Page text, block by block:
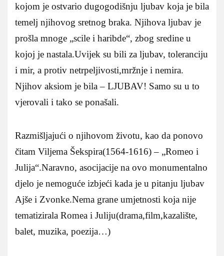
kojom je ostvario dugogodišnju ljubav koja je bila
temelj njihovog sretnog braka. Njihova ljubav je
prošla mnoge „scile i haribde“, zbog sredine u
kojoj je nastala.Uvijek su bili za ljubav, toleranciju
i mir, a protiv netrpeljivosti,mržnje i nemira.
Njihov aksiom je bila – LJUBAV! Samo su u to
vjerovali i tako se ponašali.
Razmišljajući o njihovom životu, kao da ponovo
čitam Viljema Šekspira(1564-1616) – „Romeo i
Julija“.Naravno, asocijacije na ovo monumentalno
djelo je nemoguće izbjeći kada je u pitanju ljubav
Ajše i Zvonke.Nema grane umjetnosti koja nije
tematizirala Romea i Juliju(drama,film,kazalište,
balet, muzika, poezija…)